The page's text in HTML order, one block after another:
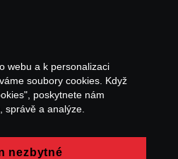
webu a k personalizaci
soubory cookies. Když
poskytnete nám
správě a analýze.
nezbytné